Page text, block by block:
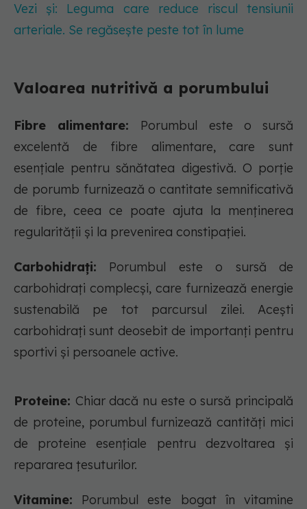
Vezi și: Leguma care reduce riscul tensiunii
arteriale. Se regăsește peste tot în lume
Valoarea nutritivă a porumbului
Fibre alimentare: Porumbul este o sursă
excelentă de fibre alimentare, care sunt
esențiale pentru sănătatea digestivă. O porție
de porumb furnizează o cantitate semnificativă
de fibre, ceea ce poate ajuta la menținerea
regularității și la prevenirea constipației.
Carbohidrați: Porumbul este o sursă de
carbohidrați complecși, care furnizează energie
sustenabilă pe tot parcursul zilei. Acești
carbohidrați sunt deosebit de importanți pentru
sportivi și persoanele active.
Proteine: Chiar dacă nu este o sursă principală
de proteine, porumbul furnizează cantități mici
de proteine esențiale pentru dezvoltarea și
repararea țesuturilor.
Vitamine: Porumbul este bogat în vitamine